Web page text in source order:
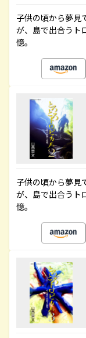
子供の頃から夢見
が、島で出合うト
憶。
子供の頃から夢見
が、島で出合うト
憶。